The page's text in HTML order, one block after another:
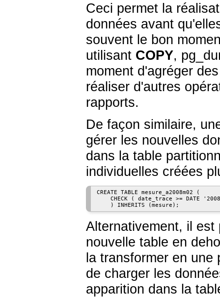
Ceci permet la
données avant
souvent le bon
utilisant COPY,
moment d'agréger
réaliser d'autres
rapports.
De façon similaire,
gérer les nouvelles
dans la table
individuelles créées
CREATE TABLE mesure_a2008m02 (
CHECK ( date_trace >= DATE
Alternativement, il
nouvelle table en
la transformer en
de charger les
apparition dans la